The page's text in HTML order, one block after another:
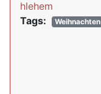
hlehem
Tags:
Weihnachten